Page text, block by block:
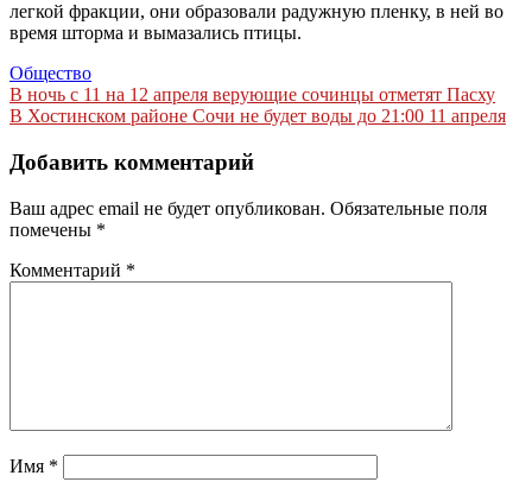
легкой фракции, они образовали радужную пленку, в ней во
время шторма и вымазались птицы.
Общество
Навигация
по
записям
В ночь с 11 на 12 апреля верующие сочинцы отметят Пасху
В Хостинском районе Сочи не будет воды до 21:00 11 апреля
Добавить комментарий
Ваш адрес email не будет опубликован. Обязательные поля
помечены *
Комментарий *
Имя *